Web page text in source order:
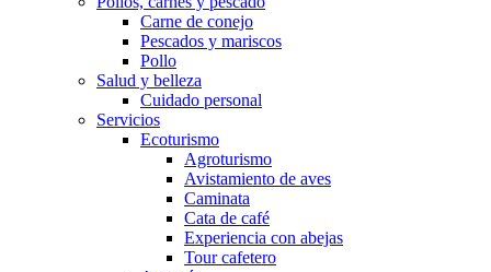
Carne de conejo
Pescados y mariscos
Pollo
Salud y belleza
Cuidado personal
Servicios
Ecoturismo
Agroturismo
Avistamiento de aves
Caminata
Cata de café
Experiencia con abejas
Tour cafetero